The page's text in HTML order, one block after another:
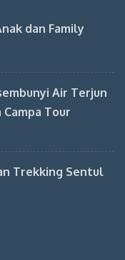
dan Family
Air Terjun
Tour
Trekking Sentul